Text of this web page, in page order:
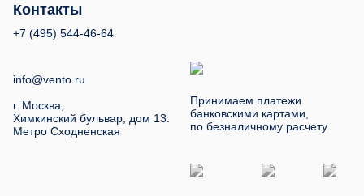
Контакты
+7 (495) 544-46-64
info@vento.ru
г. Москва,
Химкинский бульвар, дом 13.
Метро Сходненская
Принимаем платежи
банковскими картами,
по безналичному расчету